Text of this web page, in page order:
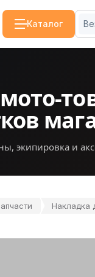
Каталог
экипировка и
Накладка